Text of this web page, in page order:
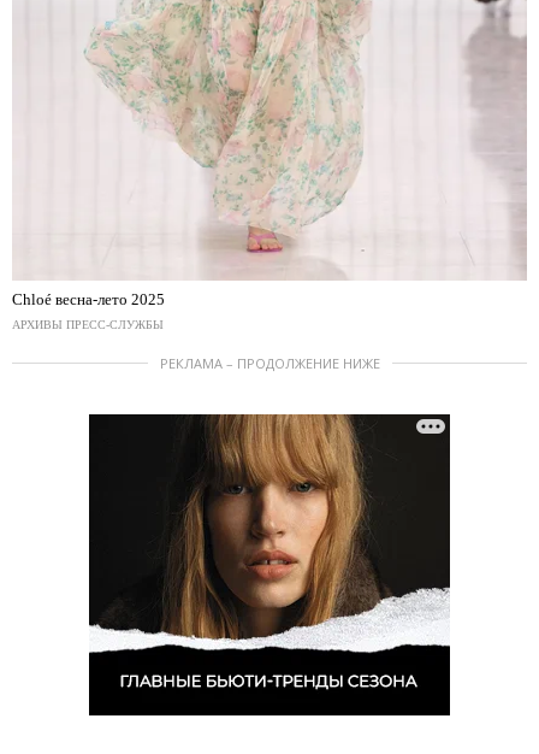
Chloé весна-лето 2025
АРХИВЫ ПРЕСС-СЛУЖБЫ
РЕКЛАМА – ПРОДОЛЖЕНИЕ НИЖЕ